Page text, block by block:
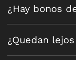
¿Hay bonos
¿Quedan